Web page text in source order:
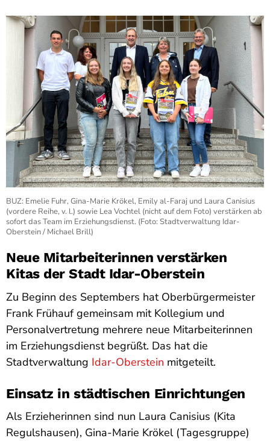
BUZ: Emelie Fuhr, Gina-Marie Krökel, Emily al-Faraj und Laura Canisius
(vordere Reihe, v. l.) sowie Lea Vochtel (nicht auf dem Foto) verstärken ab
sofort das Team im Erziehungsdienst. (Foto: Stadtverwaltung Idar-
Oberstein / Michael Brill)
Neue Mitarbeiterinnen verstärken
Kitas der Stadt Idar-Oberstein
Zu Beginn des Septembers hat Oberbürgermeister
Frank Frühauf gemeinsam mit Kollegium und
Personalvertretung mehrere neue Mitarbeiterinnen
im Erziehungsdienst begrüßt. Das hat die
Stadtverwaltung Idar-Oberstein mitgeteilt.
Einsatz in städtischen Einrichtungen
Als Erzieherinnen sind nun Laura Canisius (Kita
Regulshausen), Gina-Marie Krökel (Tagesgruppe)